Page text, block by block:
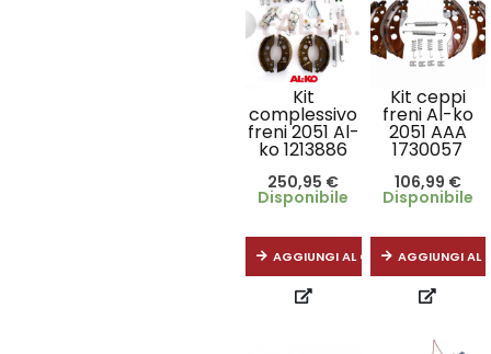
Kit
complessivo
freni 2051 Al-
ko 1213886
250,95 €
Disponibile
AGGIUNGI AL CARRELLO
Kit ceppi
freni Al-ko
2051 AAA
1730057
106,99 €
Disponibile
AGGIUNGI AL